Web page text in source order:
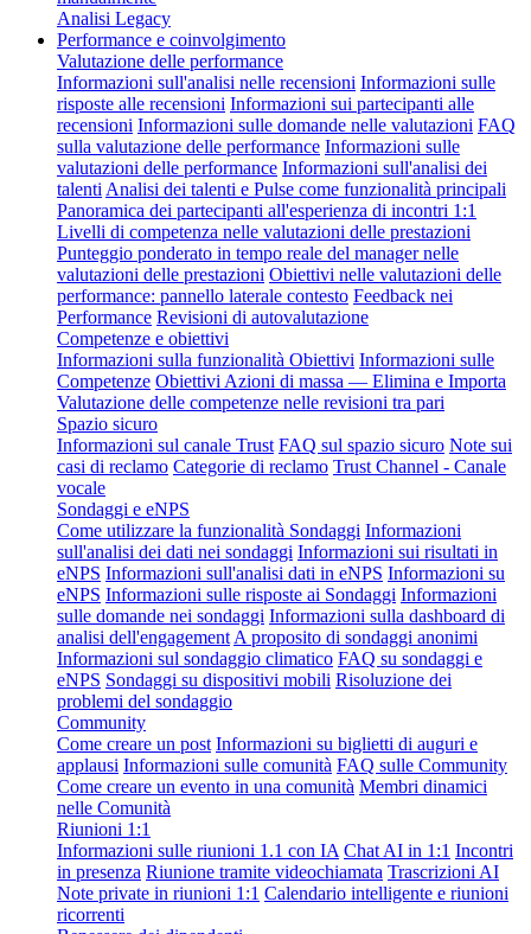
Analisi Legacy
Performance e coinvolgimento
Valutazione delle performance
Informazioni sull'analisi nelle recensioni Informazioni sulle
risposte alle recensioni Informazioni sui partecipanti alle
recensioni Informazioni sulle domande nelle valutazioni FAQ
sulla valutazione delle performance Informazioni sulle
valutazioni delle performance Informazioni sull'analisi dei
talenti Analisi dei talenti e Pulse come funzionalità principali
Panoramica dei partecipanti all'esperienza di incontri 1:1
Livelli di competenza nelle valutazioni delle prestazioni
Punteggio ponderato in tempo reale del manager nelle
valutazioni delle prestazioni Obiettivi nelle valutazioni delle
performance: pannello laterale contesto Feedback nei
Performance Revisioni di autovalutazione
Competenze e obiettivi
Informazioni sulla funzionalità Obiettivi Informazioni sulle
Competenze Obiettivi Azioni di massa — Elimina e Importa
Valutazione delle competenze nelle revisioni tra pari
Spazio sicuro
Informazioni sul canale Trust FAQ sul spazio sicuro Note sui
casi di reclamo Categorie di reclamo Trust Channel - Canale
vocale
Sondaggi e eNPS
Come utilizzare la funzionalità Sondaggi Informazioni
sull'analisi dei dati nei sondaggi Informazioni sui risultati in
eNPS Informazioni sull'analisi dati in eNPS Informazioni su
eNPS Informazioni sulle risposte ai Sondaggi Informazioni
sulle domande nei sondaggi Informazioni sulla dashboard di
analisi dell'engagement A proposito di sondaggi anonimi
Informazioni sul sondaggio climatico FAQ su sondaggi e
eNPS Sondaggi su dispositivi mobili Risoluzione dei
problemi del sondaggio
Community
Come creare un post Informazioni su biglietti di auguri e
applausi Informazioni sulle comunità FAQ sulle Community
Come creare un evento in una comunità Membri dinamici
nelle Comunità
Riunioni 1:1
Informazioni sulle riunioni 1.1 con IA Chat AI in 1:1 Incontri
in presenza Riunione tramite videochiamata Trascrizioni AI
Note private in riunioni 1:1 Calendario intelligente e riunioni
ricorrenti